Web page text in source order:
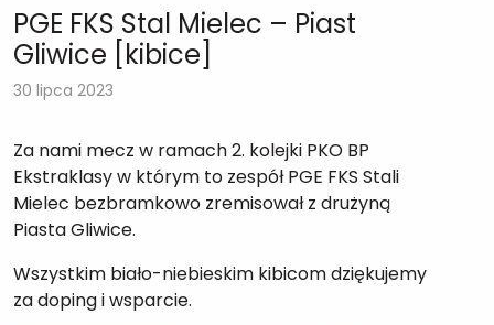
PGE FKS Stal Mielec – Piast
Gliwice [kibice]
30 lipca 2023
Za nami mecz w ramach 2. kolejki PKO BP
Ekstraklasy w którym to zespół PGE FKS Stali
Mielec bezbramkowo zremisował z drużyną
Piasta Gliwice.
Wszystkim biało-niebieskim kibicom dziękujemy
za doping i wsparcie.